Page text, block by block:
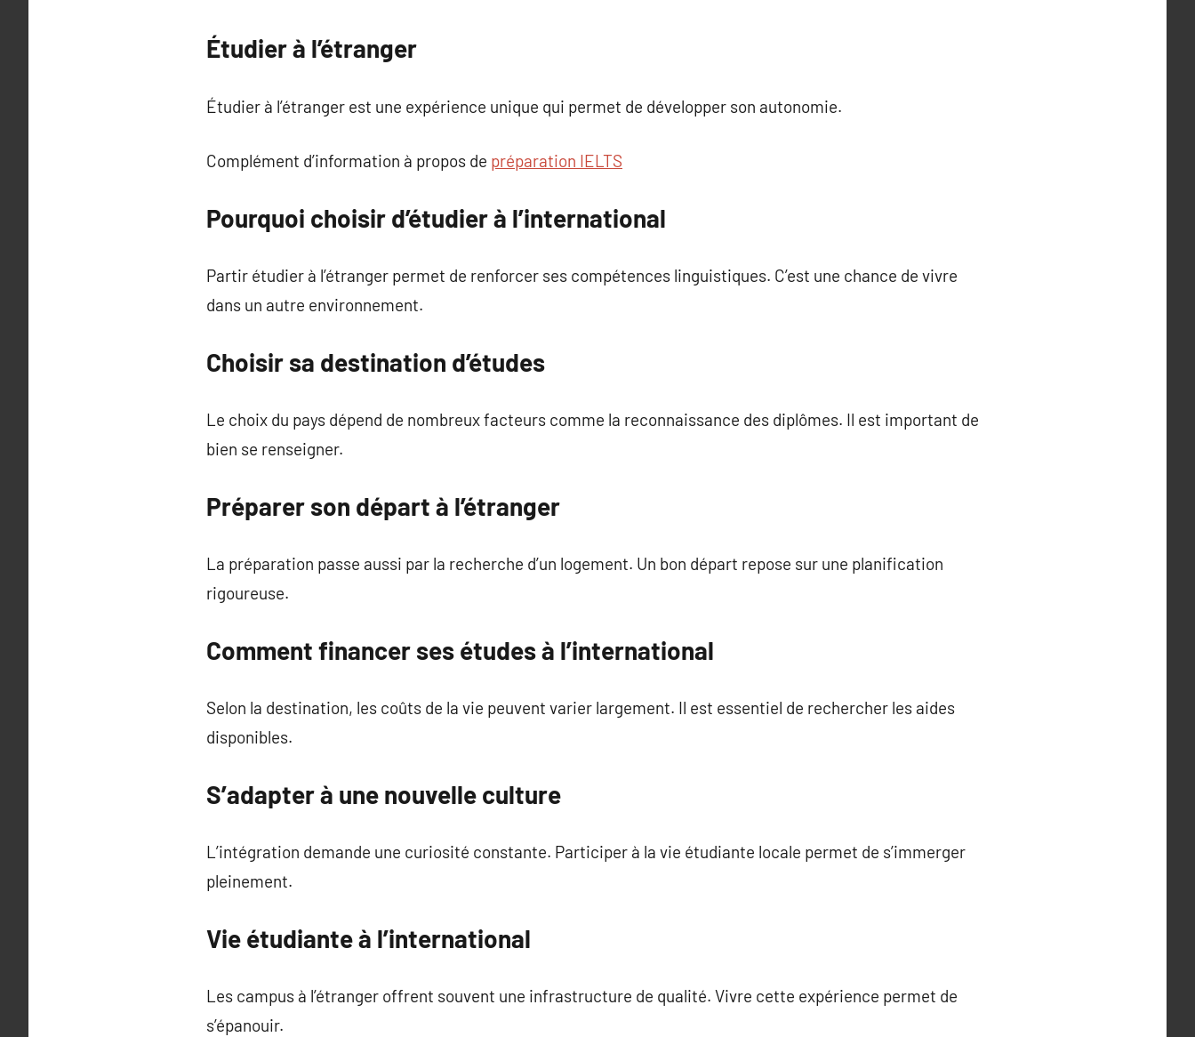
Étudier à l’étranger
Étudier à l’étranger est une expérience unique qui permet de développer son autonomie.
Complément d’information à propos de préparation IELTS
Pourquoi choisir d’étudier à l’international
Partir étudier à l’étranger permet de renforcer ses compétences linguistiques. C’est une chance de vivre
dans un autre environnement.
Choisir sa destination d’études
Le choix du pays dépend de nombreux facteurs comme la reconnaissance des diplômes. Il est important de
bien se renseigner.
Préparer son départ à l’étranger
La préparation passe aussi par la recherche d’un logement. Un bon départ repose sur une planification
rigoureuse.
Comment financer ses études à l’international
Selon la destination, les coûts de la vie peuvent varier largement. Il est essentiel de rechercher les aides
disponibles.
S’adapter à une nouvelle culture
L’intégration demande une curiosité constante. Participer à la vie étudiante locale permet de s’immerger
pleinement.
Vie étudiante à l’international
Les campus à l’étranger offrent souvent une infrastructure de qualité. Vivre cette expérience permet de
s’épanouir.